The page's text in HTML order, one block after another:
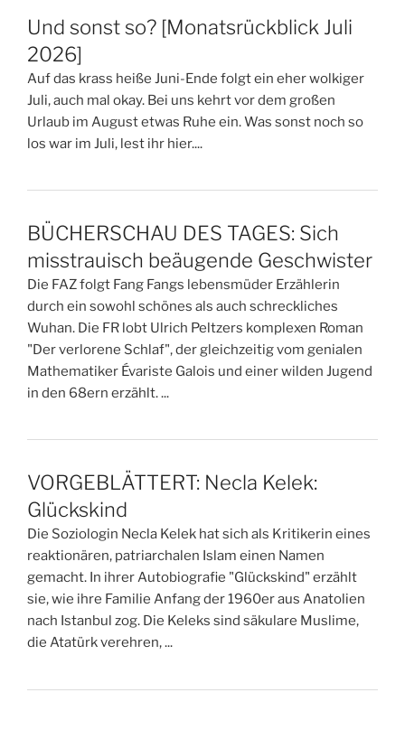
Und sonst so? [Monatsrückblick Juli
2026]
Auf das krass heiße Juni-Ende folgt ein eher wolkiger
Juli, auch mal okay. Bei uns kehrt vor dem großen
Urlaub im August etwas Ruhe ein. Was sonst noch so
los war im Juli, lest ihr hier....
BÜCHERSCHAU DES TAGES: Sich
misstrauisch beäugende Geschwister
Die FAZ folgt Fang Fangs lebensmüder Erzählerin
durch ein sowohl schönes als auch schreckliches
Wuhan. Die FR lobt Ulrich Peltzers komplexen Roman
"Der verlorene Schlaf", der gleichzeitig vom genialen
Mathematiker Évariste Galois und einer wilden Jugend
in den 68ern erzählt. ...
VORGEBLÄTTERT: Necla Kelek:
Glückskind
Die Soziologin Necla Kelek hat sich als Kritikerin eines
reaktionären, patriarchalen Islam einen Namen
gemacht. In ihrer Autobiografie "Glückskind" erzählt
sie, wie ihre Familie Anfang der 1960er aus Anatolien
nach Istanbul zog. Die Keleks sind säkulare Muslime,
die Atatürk verehren, ...